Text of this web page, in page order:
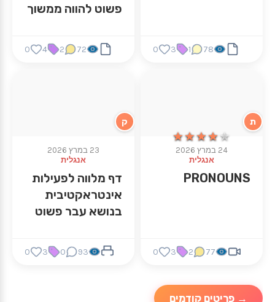
78
1
3
0
פשוט להווה ממשוך
72
2
4
0
★★★★★
★★★★★
ת
24 במרץ 2026
אנגלית
PRONOUNS
77
2
3
0
ק
23 במרץ 2026
אנגלית
דף מלווה לפעילות
אינטראקטיבית
בנושא עבר פשוט
93
0
3
0
→ פריטים קודמים